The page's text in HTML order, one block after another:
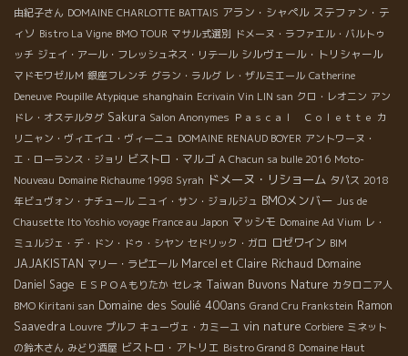
由紀子さん DOMAINE CHARLOTTE BATTAIS アラン・シャペル ステファン・テ
ィソ Bistro La Vigne BMO TOUR マサル式選別 ドメーヌ・ラファエル・バルトゥ
ッチ ジェイ・アール・フレッシュネス・リテール シルヴェール・トリシャール
マドモワゼルＭ 銀座フレンチ グラン・ラルグ レ・ザルミエール Catherine
Deneuve Poupille Atypique shanghain Ecrivain Vin LIN san クロ・レオニン アン
ドレ・オステルタグ Sakura Salon Anonymes Ｐａｓｃａｌ Ｃｏｌｅｔｔｅ カ
リニャン・ヴィエイユ・ヴィーニュ DOMAINE RENAUD BOYER アントワーヌ・
エ・ローランス・ジョリ ビストロ・マルゴ A Chacun sa bulle 2016 Moto-
Nouveau Domaine Richaume 1998 Syrah ドメーヌ・リショーム タパス 2018
年ビュヴォン・ナチュール ニュイ・サン・ジョルジュ BMOメンバー Jus de
Chausette Ito Yoshio voyage France au Japon マッシモ Domaine Ad Vium レ・
ミュルジェ・デ・ドン・ドゥ・シヤン セドリック・ガロ ロゼワイン BIM
JAJAKISTAN マリー・ラピエール Marcel et Claire Richaud Domaine
Daniel Sage ＥＳＰＯＡもりたか セレネ Taiwan Buvons Nature カタロニア人
BMO Kiritani san Domaine des Soulié 400ans Grand Cru Frankstein Ramon
Saavedra Louvre プルフ キューヴェ・カミーユ vin nature Corbiere ミネット
の鈴木さん みどり酒屋 ビストロ・アトリエ Bistro Grand 8 Domaine Haut